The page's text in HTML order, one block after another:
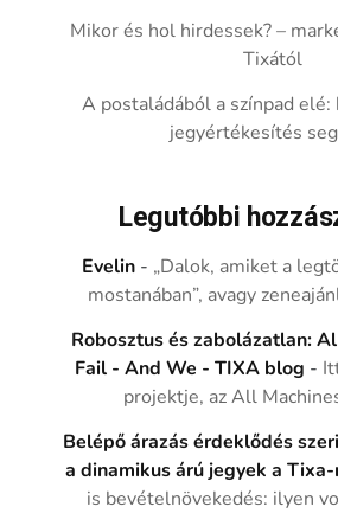
Mikor és hol hirdessek? –
Tixától
A postaládából a színpad
jegyértékesítés
Legutóbbi
Evelin - „Dalok, amiket a
mostanában”, avagy
Robosztus és zabolázatlan:
Fail - And We - TIXA blog -
projektje, az All
Belépő árazás érdeklődés
a dinamikus árú jegyek a Tixa-
is bevételnövekedés: ilyen